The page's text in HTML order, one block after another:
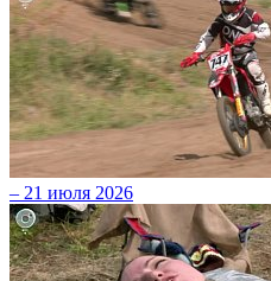
– 21 июля 2026